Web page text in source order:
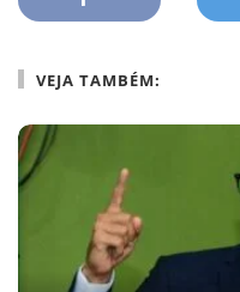
VEJA TAMBÉM: